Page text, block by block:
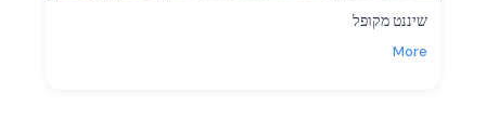
שיננט מקופל
More